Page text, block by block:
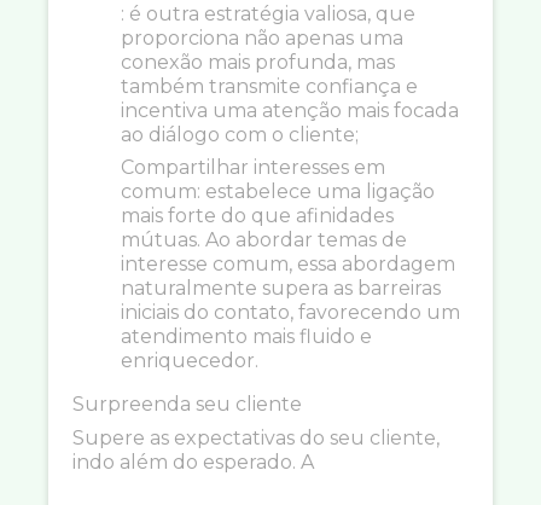
: é outra estratégia valiosa, que
proporciona não apenas uma
conexão mais profunda, mas
também transmite confiança e
incentiva uma atenção mais focada
ao diálogo com o cliente;
Compartilhar interesses em
comum: estabelece uma ligação
mais forte do que afinidades
mútuas. Ao abordar temas de
interesse comum, essa abordagem
naturalmente supera as barreiras
iniciais do contato, favorecendo um
atendimento mais fluido e
enriquecedor.
Surpreenda seu cliente
Supere as expectativas do seu cliente,
indo além do esperado. A